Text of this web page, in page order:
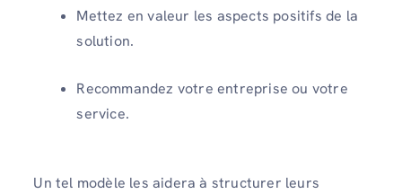
Mettez en valeur les aspects positifs de la
solution.
Recommandez votre entreprise ou votre
service.
Un tel modèle les aidera à structurer leurs